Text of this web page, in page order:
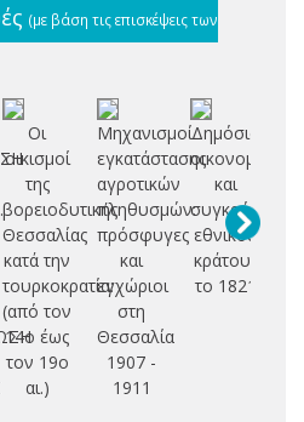
(με βάση τις επισκέψεις των
Οι
οικισμοί
της
βορειοδυτικής
Θεσσαλίας
κατά την
τουρκοκρατία:
(από τον
14ο έως
τον 19ο
αι.)
Μηχανισμοί
εγκατάστασης
αγροτικών
πληθυσμών:
πρόσφυγες
και
εγχώριοι
στη
Θεσσαλία
1907 -
1911
Δημόσια
οικονομικά
και
συγκρότηση
εθνικού
κράτους
το 1821